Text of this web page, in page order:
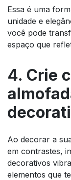
Essa é uma
unidade e
você pode
espaço que
4. Crie
Ao decorar a
em contrastes,
decorativos
elementos que